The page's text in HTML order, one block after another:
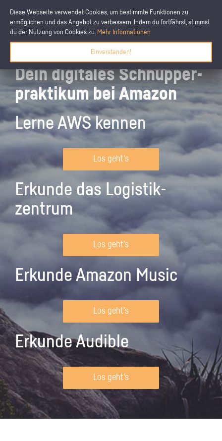
Diese Webseite verwendet Cookies, um bestimmte Funktionen zu
ermöglichen und das Angebot zu verbessern. Indem du fortfährst, stimmst
du der Nutzung von Cookies zu. Mehr Informationen
Einverstanden!
Dein digitales Schnupper­
praktikum bei Amazon
Lerne AWS kennen
Los geht's
Erkunde das Logistik­
zentrum
Los geht's
Erkunde Amazon Music
Los geht's
Erkunde Audible
Los geht's